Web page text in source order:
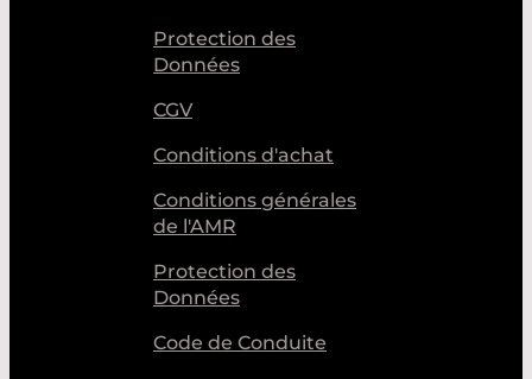
Protection des
Données
CGV
Conditions d'achat
Conditions générales
de l'AMR
Protection des
Données
Code de Conduite